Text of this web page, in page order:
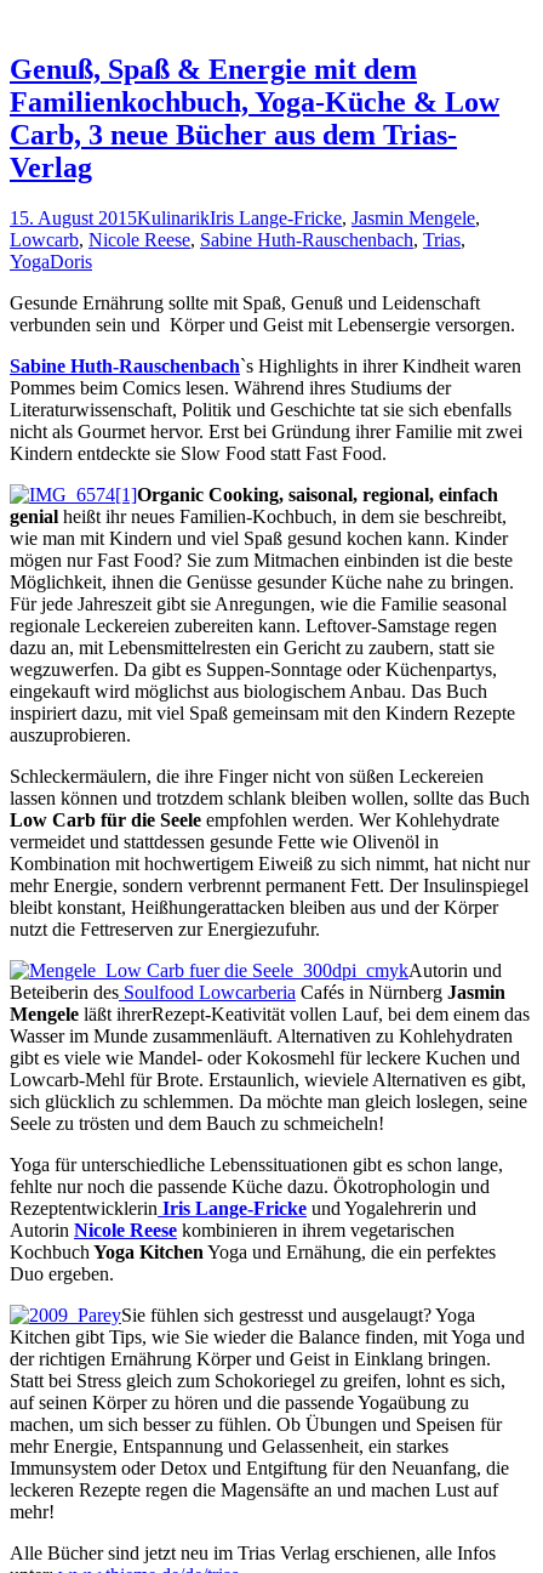
Genuß, Spaß & Energie mit dem
Familienkochbuch, Yoga-Küche & Low
Carb, 3 neue Bücher aus dem Trias-
Verlag
15. August 2015KulinarikIris Lange-Fricke, Jasmin Mengele,
Lowcarb, Nicole Reese, Sabine Huth-Rauschenbach, Trias,
YogaDoris
Gesunde Ernährung sollte mit Spaß, Genuß und Leidenschaft
verbunden sein und Körper und Geist mit Lebensergie versorgen.
Sabine Huth-Rauschenbach`s Highlights in ihrer Kindheit waren
Pommes beim Comics lesen. Während ihres Studiums der
Literaturwissenschaft, Politik und Geschichte tat sie sich ebenfalls
nicht als Gourmet hervor. Erst bei Gründung ihrer Familie mit zwei
Kindern entdeckte sie Slow Food statt Fast Food.
Organic Cooking, saisonal, regional, einfach
genial heißt ihr neues Familien-Kochbuch, in dem sie beschreibt,
wie man mit Kindern und viel Spaß gesund kochen kann. Kinder
mögen nur Fast Food? Sie zum Mitmachen einbinden ist die beste
Möglichkeit, ihnen die Genüsse gesunder Küche nahe zu bringen.
Für jede Jahreszeit gibt sie Anregungen, wie die Familie seasonal
regionale Leckereien zubereiten kann. Leftover-Samstage regen
dazu an, mit Lebensmittelresten ein Gericht zu zaubern, statt sie
wegzuwerfen. Da gibt es Suppen-Sonntage oder Küchenpartys,
eingekauft wird möglichst aus biologischem Anbau. Das Buch
inspiriert dazu, mit viel Spaß gemeinsam mit den Kindern Rezepte
auszuprobieren.
Schleckermäulern, die ihre Finger nicht von süßen Leckereien
lassen können und trotzdem schlank bleiben wollen, sollte das Buch
Low Carb für die Seele empfohlen werden. Wer Kohlehydrate
vermeidet und stattdessen gesunde Fette wie Olivenöl in
Kombination mit hochwertigem Eiweiß zu sich nimmt, hat nicht nur
mehr Energie, sondern verbrennt permanent Fett. Der Insulinspiegel
bleibt konstant, Heißhungerattacken bleiben aus und der Körper
nutzt die Fettreserven zur Energiezufuhr.
Autorin und
Beteiberin des Soulfood Lowcarberia Cafés in Nürnberg Jasmin
Mengele läßt ihrerRezept-Keativität vollen Lauf, bei dem einem das
Wasser im Munde zusammenläuft. Alternativen zu Kohlehydraten
gibt es viele wie Mandel- oder Kokosmehl für leckere Kuchen und
Lowcarb-Mehl für Brote. Erstaunlich, wieviele Alternativen es gibt,
sich glücklich zu schlemmen. Da möchte man gleich loslegen, seine
Seele zu trösten und dem Bauch zu schmeicheln!
Yoga für unterschiedliche Lebenssituationen gibt es schon lange,
fehlte nur noch die passende Küche dazu. Ökotrophologin und
Rezeptentwicklerin Iris Lange-Fricke und Yogalehrerin und
Autorin Nicole Reese kombinieren in ihrem vegetarischen
KochbuchYoga KitchenYoga und Ernähung, die ein perfektes
Duo ergeben.
Sie fühlen sich gestresst und ausgelaugt? Yoga
Kitchen gibt Tips, wie Sie wieder die Balance finden, mit Yoga und
der richtigen Ernährung Körper und Geist in Einklang bringen.
Statt bei Stress gleich zum Schokoriegel zu greifen, lohnt es sich,
auf seinen Körper zu hören und die passende Yogaübung zu
machen, um sich besser zu fühlen. Ob Übungen und Speisen für
mehr Energie, Entspannung und Gelassenheit, ein starkes
Immunsystem oder Detox und Entgiftung für den Neuanfang, die
leckeren Rezepte regen die Magensäfte an und machen Lust auf
mehr!
Alle Bücher sind jetzt neu im Trias Verlag erschienen, alle Infos